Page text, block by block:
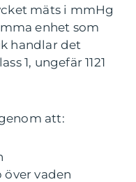
mäts i mmHg
enhet som
handlar det
1, ungefär 1121
att:
vaden